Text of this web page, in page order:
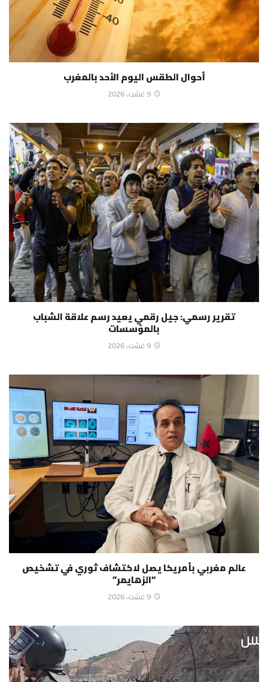
أحوال الطقس اليوم الأحد بالمغرب
9 غشت، 2026
تقرير رسمي: جيل رقمي يعيد رسم علاقة الشباب
بالمؤسسات
9 غشت، 2026
عالم مغربي بأمريكا يصل لاكتشاف ثوري في تشخيص
“الزهايمر”
9 غشت، 2026